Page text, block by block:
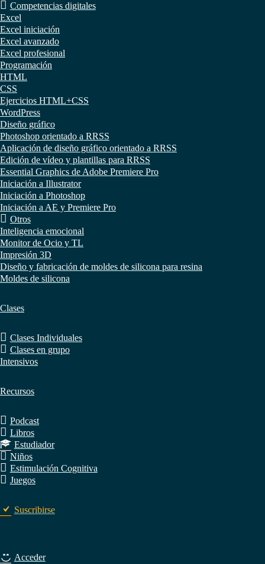
Competencias digitales
Excel
Excel iniciación
Excel avanzado
Excel profesional
Programación
HTML
CSS
Ejercicios HTML+CSS
WordPress
Diseño gráfico
Photoshop orientado a RRSS
Aplicación de diseño gráfico orientado a RRSS
Edición de vídeo y plantillas para RRSS
Essential Graphics de Adobe Premiere Pro
Iniciación a Illustrator
Iniciación a Photoshop
Iniciación a AE y Premiere Pro
Otros
Inteligencia emocional
Monitor de Ocio y TL
Impresión 3D
Diseño y fabricación de moldes de silicona para resina
Moldes de silicona
Clases
Clases Individuales
Clases en grupo
Intensivos
Recursos
Podcast
Libros
Estudiador
Niños
Estimulación Cognitiva
Juegos
Suscribirse
Acceder